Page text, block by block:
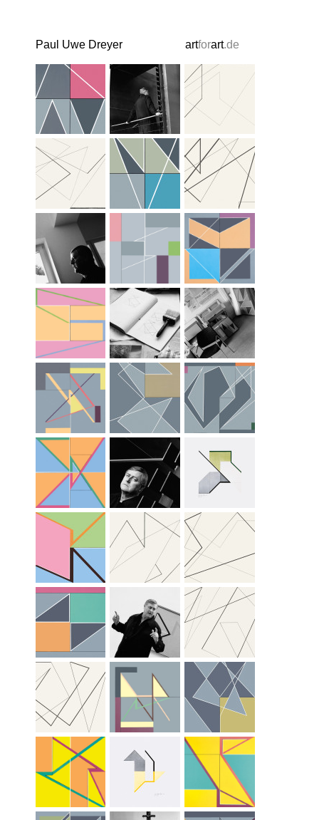
Paul Uwe Dreyer artforart.de